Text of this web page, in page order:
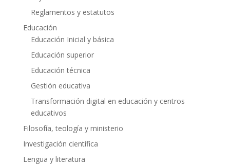
Reglamentos y estatutos
Educación
Educación Inicial y básica
Educación superior
Educación técnica
Gestión educativa
Transformación digital en educación y centros
educativos
Filosofía, teología y ministerio
Investigación científica
Lengua y literatura